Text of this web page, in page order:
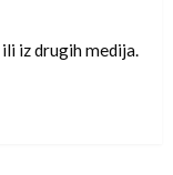
iz drugih medija.